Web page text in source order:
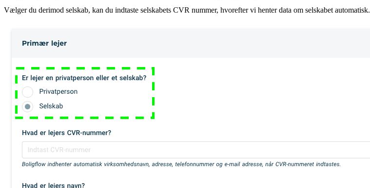
Vælger du derimod selskab, kan du indtaste selskabets CVR nummer, hvorefter vi henter data om selskabet automatisk.